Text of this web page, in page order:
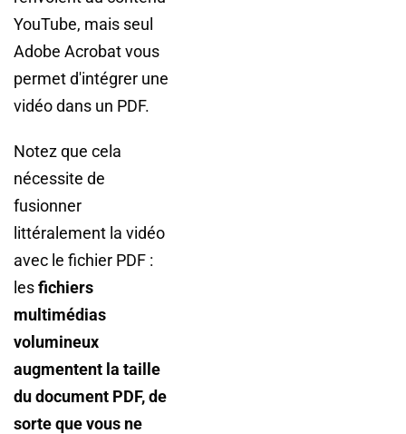
YouTube, mais seul
Adobe Acrobat vous
permet d'intégrer une
vidéo dans un PDF.
Notez que cela
nécessite de
fusionner
littéralement la vidéo
avec le fichier PDF :
lesfichiers
multimédias
volumineux
augmentent la taille
du document PDF, de
sorte que vous ne